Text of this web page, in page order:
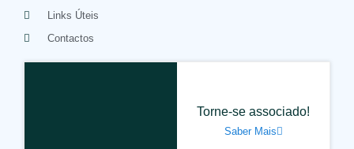
Links Úteis
Contactos
Torne-se associado!
Saber Mais